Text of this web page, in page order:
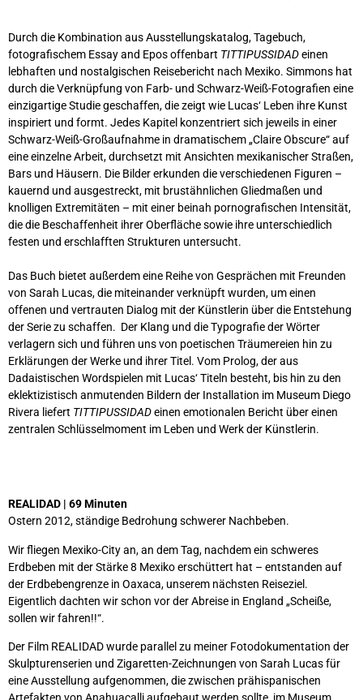
Durch die Kombination aus Ausstellungskatalog, Tagebuch,
fotografischem Essay and Epos offenbart TITTIPUSSIDADeinen
lebhaften und nostalgischen Reisebericht nach Mexiko. Simmons hat
durch die Verknüpfung von Farb- und Schwarz-Weiß-Fotografien eine
einzigartige Studie geschaffen, die zeigt wie Lucas‘ Leben ihre Kunst
inspiriert und formt. Jedes Kapitel konzentriert sich jeweils in einer
Schwarz-Weiß-Großaufnahme in dramatischem „ClaireObscure“ auf
eine einzelne Arbeit, durchsetzt mit Ansichten mexikanischer Straßen,
Bars und Häusern. Die Bilder erkunden die verschiedenen Figuren –
kauernd und ausgestreckt, mit brustähnlichen Gliedmaßen und
knolligen Extremitäten – mit einer beinah pornografischen Intensität,
die die Beschaffenheit ihrer Oberfläche sowie ihre unterschiedlich
festen und erschlafften Strukturen untersucht.
Das Buch bietet außerdem eine Reihe von Gesprächen mit Freunden
von Sarah Lucas, die miteinander verknüpft wurden, um einen
offenen und vertrauten Dialog mit der Künstlerin über die Entstehung
der Serie zu schaffen. Der Klang und die Typografie der Wörter
verlagern sich und führen uns von poetischen Träumereien hin zu
Erklärungen der Werke und ihrer Titel. Vom Prolog, der aus
Dadaistischen Wordspielen mit Lucas‘ Titeln besteht, bis hin zu den
eklektizistisch anmutenden Bildern der Installation im Museum Diego
Rivera liefert TITTIPUSSIDADeinen emotionalen Bericht über einen
zentralen Schlüsselmoment im Leben und Werk der Künstlerin.
REALIDAD | 69 Minuten
Ostern 2012, ständige Bedrohung schwerer Nachbeben.
Wir fliegen Mexiko-City an, an dem Tag, nachdem ein schweres
Erdbeben mit der Stärke 8 Mexiko erschüttert hat – entstanden auf
der Erdbebengrenze in Oaxaca, unserem nächsten Reiseziel.
Eigentlich dachten wir schon vor der Abreise in England „Scheiße,
sollen wir fahren!!“.
Der Film REALIDAD wurde parallel zu meiner Fotodokumentation der
Skulpturenserien und Zigaretten-Zeichnungen von Sarah Lucas für
eine Ausstellung aufgenommen, die zwischen prähispanischen